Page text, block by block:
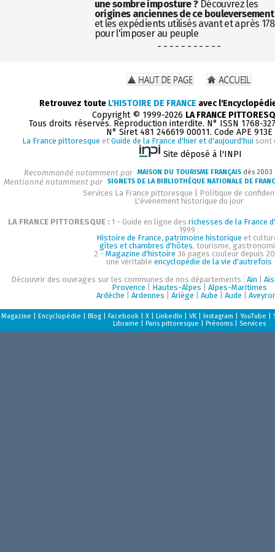
une sombre imposture ?Découvrez les
origines anciennes de ce bouleversement
et les expédients utilisés avant et après
pour l'imposer au peuple
- - - - - - - - - - -
Retrouvez toute L'HISTOIRE DE FRANCE avec
Copyright © 1999-2026 LA FRANCE
Tous droits réservés. Reproduction interdite. N° ISSN 1768-
N° Siret 481 246619 00011. Code APE 913E
La France pittoresque et Guide de la France d'hier et d'aujourd'hui sont
Site déposé à l'INPI
Recommandé notamment par MAISON DU TOURISME FRANÇAIS dès
Mentionné notamment par SIGNETS DE LA BIBLIOTHÈQUE NATIONALE DE
Services La France pittoresque
Politique de
L'événement historique du jour
LA FRANCE PITTORESQUE : 1 - Guide en ligne des richesses de la France
1999 :
Histoire de France, patrimoine historique et
gîtes et chambres d'hôtes, tourisme,
2 - Magazine d'histoire 36 pages couleur depuis
une véritable encyclopédie de la vie d'autrefois
Découvrir des ouvrages sur les communes de nos départements : Ain
Provence
Hautes-Alpes
Alpes-Maritimes
Ardèche
Ardennes Ariège Aube Aude
Magazine Encyclopédie Blog| Facebook| X| LinkedIn VK| Instagram YouTube
Librairie
Paris pittoresque Prénoms| Services